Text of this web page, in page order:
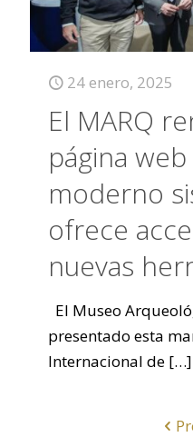
24 enero, 2025
El MARQ
página
moderno
ofrece
nuevas
El Museo
presentado esta
Internacional de […]